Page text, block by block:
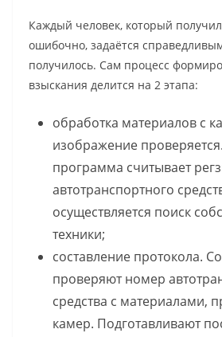
Каждый человек, который
ошибочно, задаётся
получилось. Сам процесс
взыскания делится на 2 этапа:
обработка материалов с
изображение
программа считывает
автотранспортного
осуществляется поиск
техники;
составление протокола.
проверяют номер
средства с материалами,
камер. Подготавливают